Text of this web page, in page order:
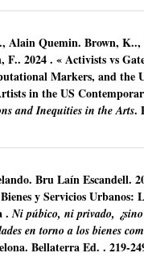
., Alain Quemin. Brown, K..,
F.. 2024. « Activists vs
Markers, and the
in the US
and Inequities in the Arts.
. Bru Laín Escandell.
y Servicios Urbanos:
. Ni púbico, ni privado, ¿sino
en torno a los bienes
Bellaterra Ed. . 219-